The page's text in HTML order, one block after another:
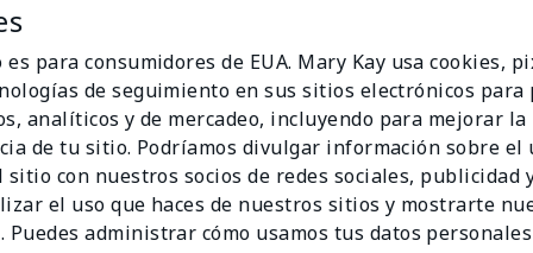
96%
de los encuestados
recomendaría a un
amigo.
para consumidores de EUA. Mary Kay usa cookies,
de seguimiento en sus sitios electrónicos para
analíticos y de mercadeo, incluyendo para mejorar la
de tu sitio. Podríamos divulgar información sobre el
sitio con nuestros socios de redes sociales, publicidad
el uso que haces de nuestros sitios y mostrarte
Puedes administrar cómo usamos tus datos